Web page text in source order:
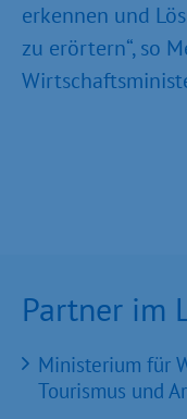
erkennen und
zu erörtern“, so
Partner im
Ministerium für
Tourismus und